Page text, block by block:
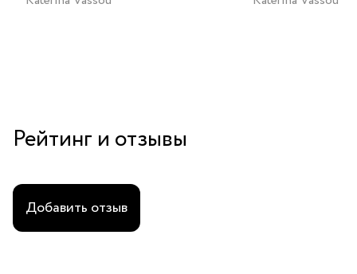
Рейтинг и отзывы
Добавить отзыв